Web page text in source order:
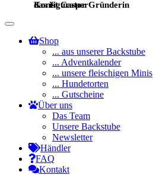
Toggle
navigationShop
... aus unserer Backstube
... Adventkalender
... unsere fleischigen Minis
... Hundetorten
... Gutscheine
Über uns
Das Team
Unsere Backstube
Newsletter
Händler
FAQ
Kontakt
Konfigurator Gründerin
das ist Casper